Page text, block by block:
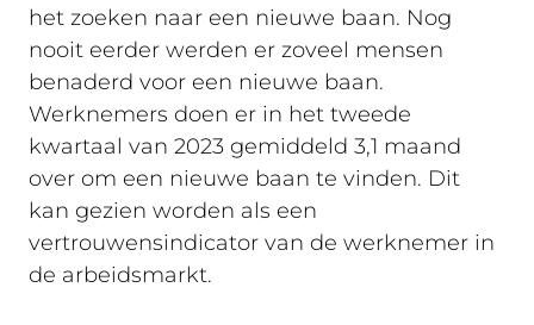
het zoeken naar een nieuwe baan. Nog
nooit eerder werden er zoveel mensen
benaderd voor een nieuwe baan.
Werknemers doen er in het tweede
kwartaal van 2023 gemiddeld 3,1 maand
over om een nieuwe baan te vinden. Dit
kan gezien worden als een
vertrouwensindicator van de werknemer in
de arbeidsmarkt.